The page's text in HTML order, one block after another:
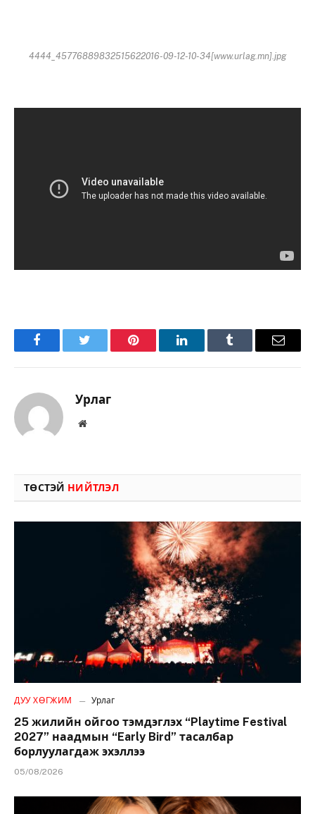
4444_45776889832515622016-09-12-10-34[www.urlag.mn].jpg
FacebookTwitter Pinterest LinkedInTumblr Имэйл
Урлаг
Вэбсайт
ТӨСТЭЙ НИЙТЛЭЛ
ДУУ ХӨГЖИМ Урлаг
25 жилийн ойгоо тэмдэглэх “Playtime Festival
2027” наадмын “Early Bird” тасалбар
борлуулагдаж эхэллээ
05/08/2026